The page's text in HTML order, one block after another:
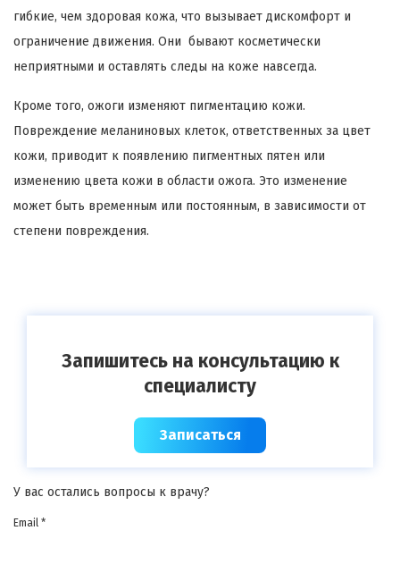
гибкие, чем здоровая кожа, что вызывает дискомфорт и
ограничение движения. Они бывают косметически
неприятными и оставлять следы на коже навсегда.
Кроме того, ожоги изменяют пигментацию кожи.
Повреждение меланиновых клеток, ответственных за цвет
кожи, приводит к появлению пигментных пятен или
изменению цвета кожи в области ожога. Это изменение
может быть временным или постоянным, в зависимости от
степени повреждения.
Запишитесь на консультацию к
специалисту
Записаться
У вас остались вопросы к врачу?
Email *